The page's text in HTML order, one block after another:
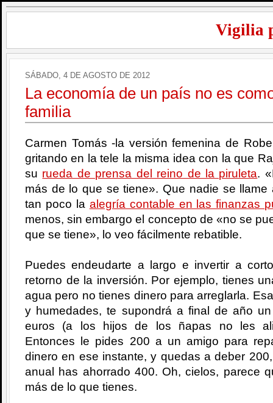
Vigilia
SÁBADO, 4 DE AGOSTO DE 2012
La economía de un país no es
familia
Carmen Tomás -la versión femenina de
gritando en la tele la misma idea con la que
su rueda de prensa del reino de la piruleta.
más de lo que se tiene». Que nadie se llame
tan poco la alegría contable en las finanzas
menos, sin embargo el concepto de «no se
que se tiene», lo veo fácilmente rebatible.
Puedes endeudarte a largo e invertir a
retorno de la inversión. Por ejemplo, tienes
agua pero no tienes dinero para arreglarla.
y humedades, te supondrá a final de año
euros (a los hijos de los ñapas no les
Entonces le pides 200 a un amigo para
dinero en ese instante, y quedas a deber
anual has ahorrado 400. Oh, cielos, parece
más de lo que tienes.